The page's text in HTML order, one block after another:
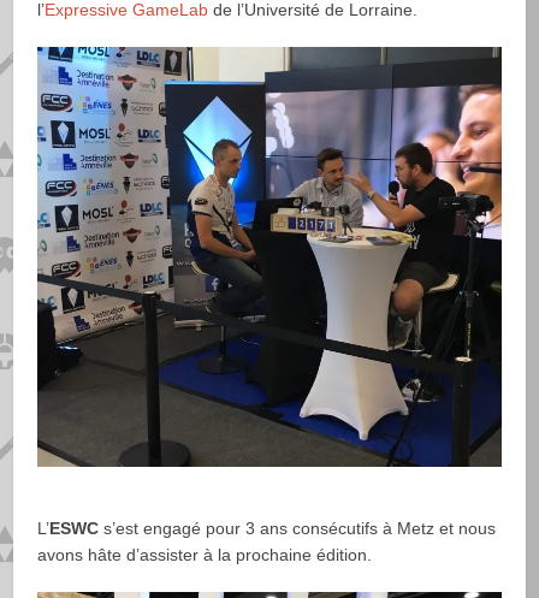
l’Expressive GameLab de l’Université de Lorraine.
L’ESWC s’est engagé pour 3 ans consécutifs à Metz et nous
avons hâte d’assister à la prochaine édition.